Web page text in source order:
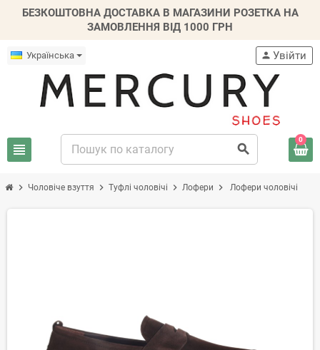
БЕЗКОШТОВНА ДОСТАВКА В МАГАЗИНИ РОЗЕТКА НА
ЗАМОВЛЕННЯ ВІД 1000 ГРН
Українська
view_headline search
person Увійти
0
chevron_right Чоловіче взуття chevron_right Туфлі чоловічі chevron_right Лофери chevron_right Лофери чоловічі